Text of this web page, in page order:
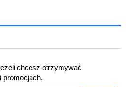
chcesz otrzymywać
promocjach.